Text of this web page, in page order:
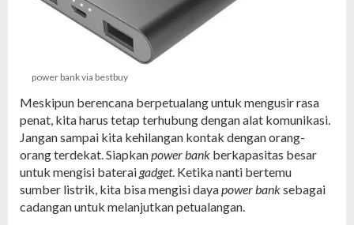
power bank via bestbuy
Meskipun berencana berpetualang untuk mengusir rasa
penat, kita harus tetap terhubung dengan alat komunikasi.
Jangan sampai kita kehilangan kontak dengan orang-
orang terdekat. Siapkanpower bank berkapasitas besar
untuk mengisi baterai gadget. Ketika nanti bertemu
sumber listrik, kita bisa mengisi dayapower banksebagai
cadangan untuk melanjutkan petualangan.